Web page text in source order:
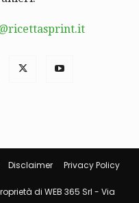
Disclaimer Privacy Policy
di WEB 365 Srl - Via